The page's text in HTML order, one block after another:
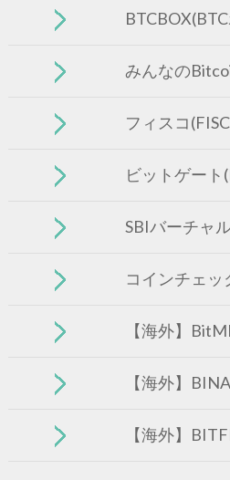
みんなの
フィスコ
ビットゲート
SBIバーチャ
コインチェッ
【海外】
【海外】
【海外】